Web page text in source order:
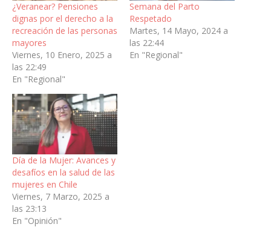
¿Veranear? Pensiones
dignas por el derecho a la
recreación de las personas
mayores
Viernes, 10 Enero, 2025 a
las 22:49
En "Regional"
Semana del Parto
Respetado
Martes, 14 Mayo, 2024 a
las 22:44
En "Regional"
Día de la Mujer: Avances y
desafíos en la salud de las
mujeres en Chile
Viernes, 7 Marzo, 2025 a
las 23:13
En "Opinión"